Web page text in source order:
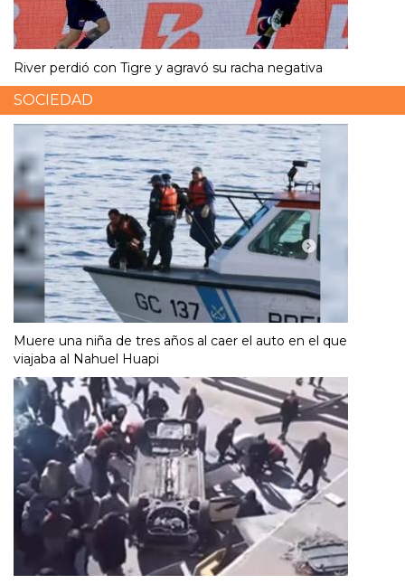
River perdió con Tigre y agravó su racha negativa
SOCIEDAD
Muere una niña de tres años al caer el auto en el que
viajaba al Nahuel Huapi